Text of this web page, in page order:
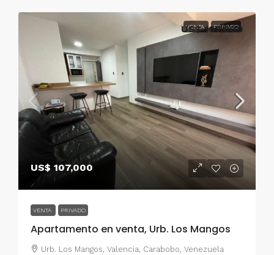
VENTA PRIVADO
US$ 107,000
VENTA PRIVADO
Apartamento en venta, Urb. Los Mangos
US$ 107,000
Urb. Los Mangos, Valencia, Carabobo, Venezuela